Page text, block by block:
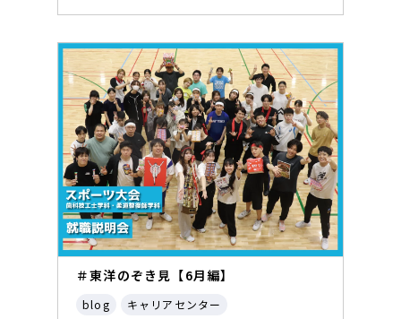
＃東洋のぞき見【6月編】
blog
キャリアセンター